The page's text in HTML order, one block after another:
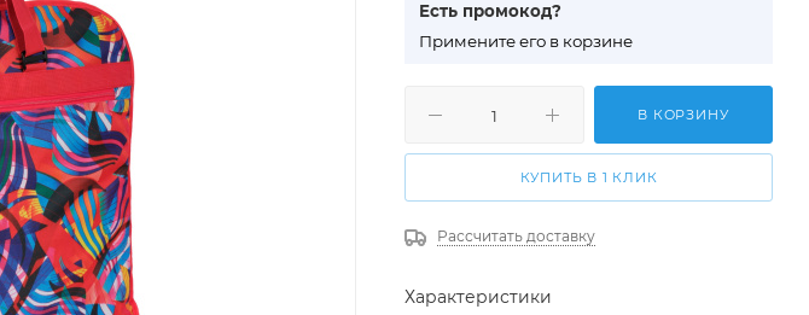
Есть промокод?
Примените его в корзине
В КОРЗИНУ
КУПИТЬ В 1 КЛИК
Рассчитать доставку
Характеристики